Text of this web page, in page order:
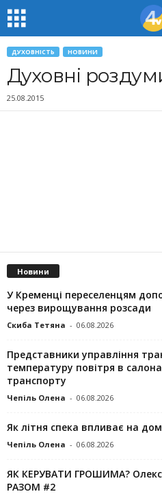
ДУХОВНІСТЬ НОВИНИ
Духовні
25.08.2015
Новини
У Кременці переселенцям
через вирощування розсади
Скиба Тетяна - 06.08.2026
Представники управління
температуру повітря в
транспорту
Чепіль Олена - 06.08.2026
Як літня спека впливає на
Чепіль Олена - 06.08.2026
ЯК КЕРУВАТИ ГРОШИМА?
РАЗОМ #2